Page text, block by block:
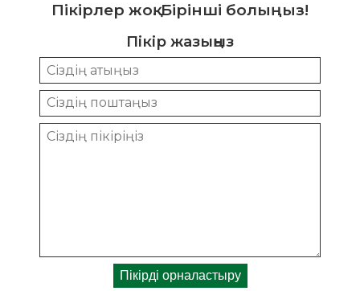
Пікірлер жоқ. Бірінші болыңыз!
Пікір жазыңыз